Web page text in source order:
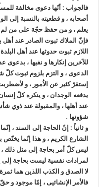
فالجواب : أنّها دعوى مخالفة
أصحابه ، و قطعيته بالنسبة إلى
يعلم ، و من حفظ حجّة على من لم
فإنّ الملاك ثبوت الصادر عند أهل
اللازم ثبوت حدوثها عند أهل
للآخرين إنكارها و نفيها ،
الدعوى ، و التزم بلزوم ثبوت كلّ
إستقرّ كثير عن الاُمور ، و
يدفعه الوجدان ، و ينكره كلّ
عند أهلها ، والمقبولة عند ذوي
شؤونها .
و ثانياً : إنّ الحاجة إلى السند ،
الشارع الكريم ، و هذا إنّما يختّص
ليس كلّ أمر بحاجة إلى مثل ذلك ،
لمرادات نفسية ليست بحاجة إلى
لا الصدق و الكذب اللذين هما ثمرة
فالأمر الإنشائيى ، إمّا موجود و